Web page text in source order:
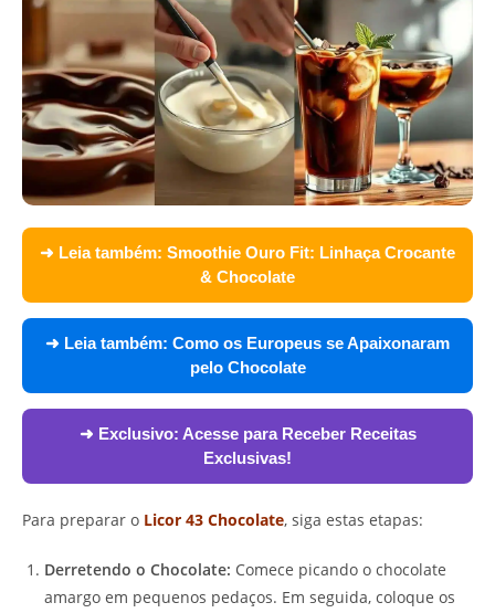
➜ Leia também: Smoothie Ouro Fit: Linhaça Crocante
& Chocolate
➜ Leia também: Como os Europeus se Apaixonaram
pelo Chocolate
➜ Exclusivo: Acesse para Receber Receitas
Exclusivas!
Para preparar o Licor 43 Chocolate, siga estas etapas:
Derretendo o Chocolate: Comece picando o chocolate
amargo em pequenos pedaços. Em seguida, coloque os